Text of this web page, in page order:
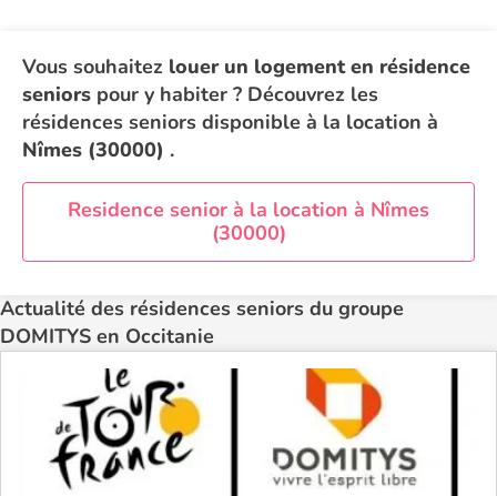
Vous souhaitez louer un logement en résidence
seniors pour y habiter ? Découvrez les
résidences seniors disponible à la location à
Nîmes (30000) .
Residence senior à la location à Nîmes
(30000)
Actualité des résidences seniors du groupe
DOMITYS en Occitanie